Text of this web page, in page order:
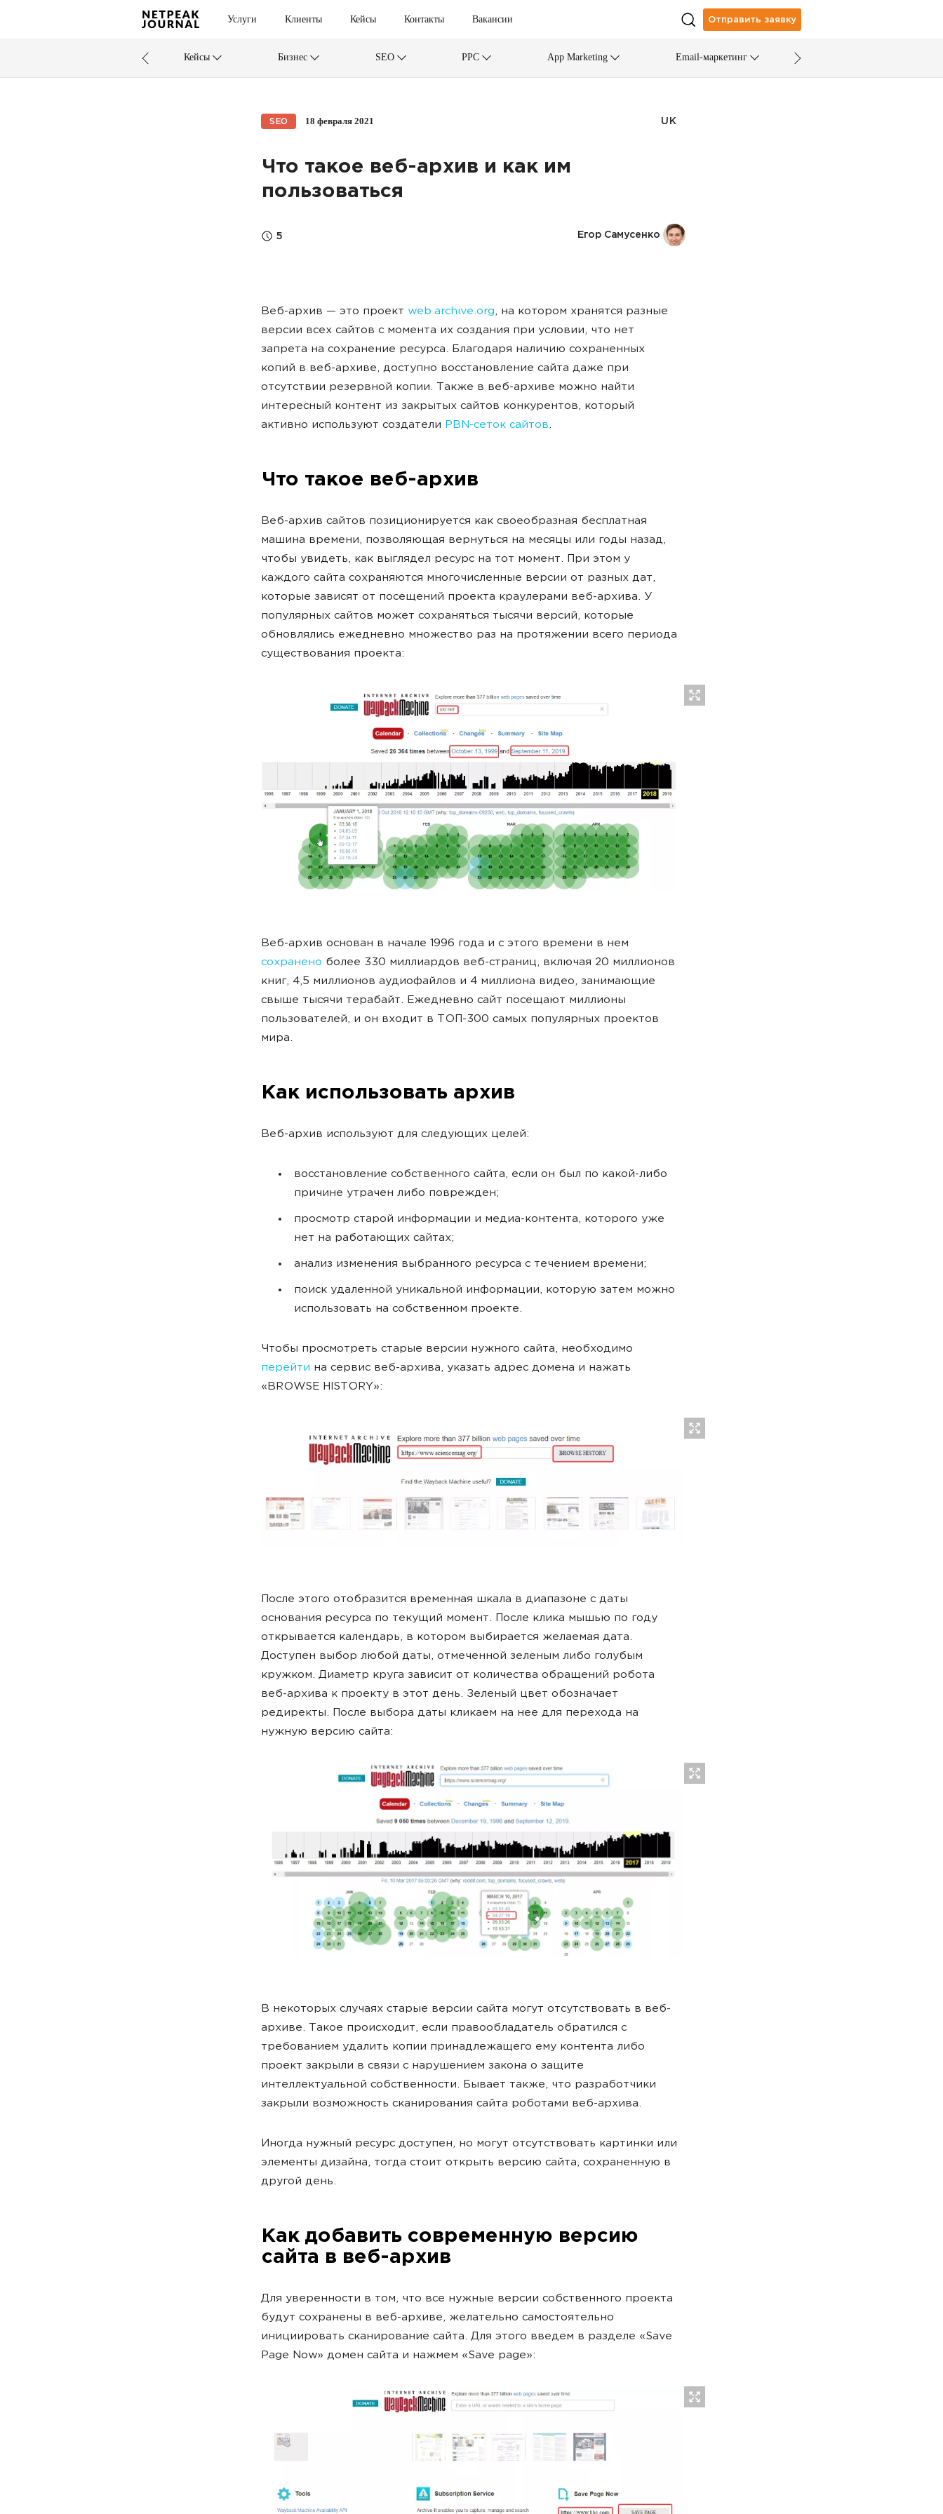
Услуги Клиенты Кейсы Контакты Вакансии Отправить заявку
Кейсы Бизнес SEO PPC App Marketing Email-маркетинг
SEO 18 февраля 2021 UK
Что такое веб-архив и как им
пользоваться
5 Егор Самусенко
Веб-архив — это проект web.archive.org, на котором хранятся разные
версии всех сайтов с момента их создания при условии, что нет
запрета на сохранение ресурса. Благодаря наличию сохраненных
копий в веб-архиве, доступно восстановление сайта даже при
отсутствии резервной копии. Также в веб-архиве можно найти
интересный контент из закрытых сайтов конкурентов, который
активно используют создатели PBN-сеток сайтов.
Что такое веб-архив
Веб-архив сайтов позиционируется как своеобразная бесплатная
машина времени, позволяющая вернуться на месяцы или годы назад,
чтобы увидеть, как выглядел ресурс на тот момент. При этом у
каждого сайта сохраняются многочисленные версии от разных дат,
которые зависят от посещений проекта краулерами веб-архива. У
популярных сайтов может сохраняться тысячи версий, которые
обновлялись ежедневно множество раз на протяжении всего периода
существования проекта:
Веб-архив основан в начале 1996 года и с этого времени в нем
сохранено более 330 миллиардов веб-страниц, включая 20 миллионов
книг, 4,5 миллионов аудиофайлов и 4 миллиона видео, занимающие
свыше тысячи терабайт. Ежедневно сайт посещают миллионы
пользователей, и он входит в ТОП-300 самых популярных проектов
мира.
Как использовать архив
Веб-архив используют для следующих целей:
восстановление собственного сайта, если он был по какой-либо
причине утрачен либо поврежден;
просмотр старой информации и медиа-контента, которого уже
нет на работающих сайтах;
анализ изменения выбранного ресурса с течением времени;
поиск удаленной уникальной информации, которую затем можно
использовать на собственном проекте.
Чтобы просмотреть старые версии нужного сайта, необходимо
перейти на сервис веб-архива, указать адрес домена и нажать
«BROWSE HISTORY»:
После этого отобразится временная шкала в диапазоне с даты
основания ресурса по текущий момент. После клика мышью по году
открывается календарь, в котором выбирается желаемая дата.
Доступен выбор любой даты, отмеченной зеленым либо голубым
кружком. Диаметр круга зависит от количества обращений робота
веб-архива к проекту в этот день. Зеленый цвет обозначает
редиректы. После выбора даты кликаем на нее для перехода на
нужную версию сайта:
В некоторых случаях старые версии сайта могут отсутствовать в веб-
архиве. Такое происходит, если правообладатель обратился с
требованием удалить копии принадлежащего ему контента либо
проект закрыли в связи с нарушением закона о защите
интеллектуальной собственности. Бывает также, что разработчики
закрыли возможность сканирования сайта роботами веб-архива.
Иногда нужный ресурс доступен, но могут отсутствовать картинки или
элементы дизайна, тогда стоит открыть версию сайта, сохраненную в
другой день.
Как добавить современную версию
сайта в веб-архив
Для уверенности в том, что все нужные версии собственного проекта
будут сохранены в веб-архиве, желательно самостоятельно
инициировать сканирование сайта. Для этого введем в разделе «Save
Page Now» домен сайта и нажмем «Save page»: